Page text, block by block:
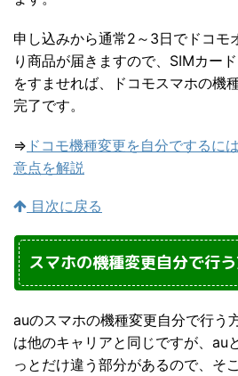
申し込みから通常2～3日でドコモ
り商品が届きますので、SIMカー
をすませれば、ドコモスマホの機
完了です。
⇒ ドコモ機種変更を自分でするに
意点を解説
目次に戻る
スマホの機種変更自分で行
auのスマホの機種変更自分で行う
は他のキャリアと同じですが、au
っとだけ違う部分があるので、そ